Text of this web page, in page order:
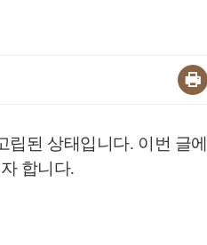
립된 상태입니다. 이번 글에
합니다.